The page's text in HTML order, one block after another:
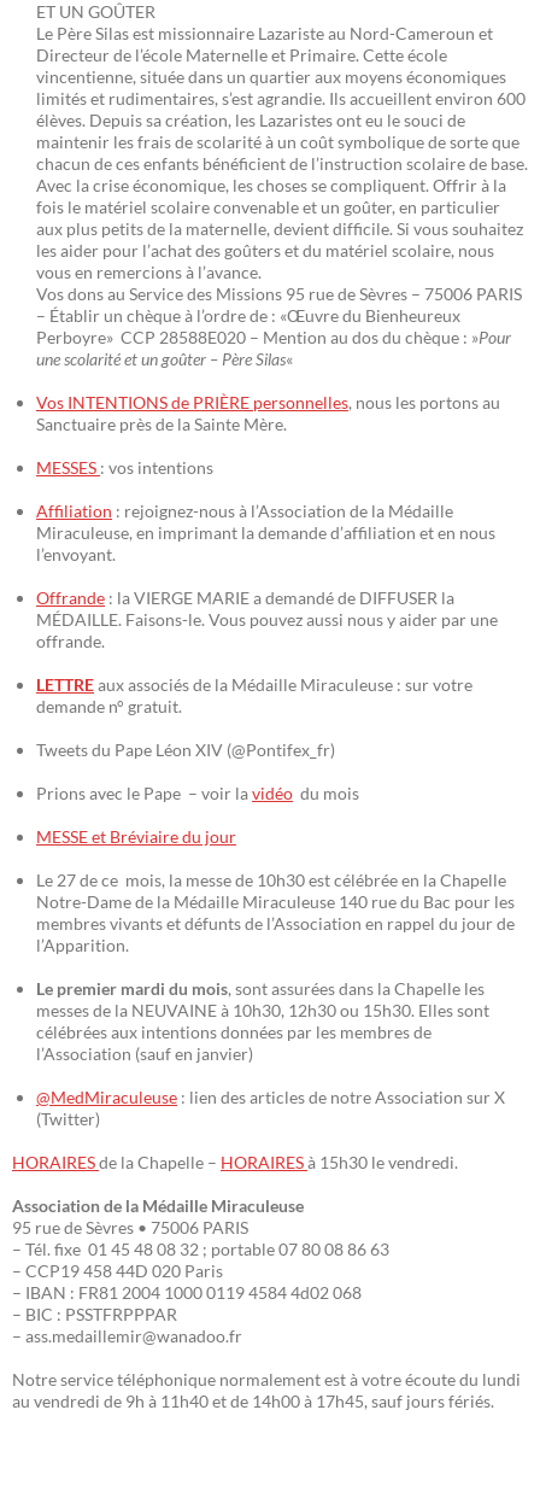
ET UN GOÛTER
Le Père Silas est missionnaire Lazariste au Nord-Cameroun et
Directeur de l’école Maternelle et Primaire. Cette école
vincentienne, située dans un quartier aux moyens économiques
limités et rudimentaires, s’est agrandie. Ils accueillent environ 600
élèves. Depuis sa création, les Lazaristes ont eu le souci de
maintenir les frais de scolarité à un coût symbolique de sorte que
chacun de ces enfants bénéficient de l’instruction scolaire de base.
Avec la crise économique, les choses se compliquent. Offrir à la
fois le matériel scolaire convenable et un goûter, en particulier
aux plus petits de la maternelle, devient difficile. Si vous souhaitez
les aider pour l’achat des goûters et du matériel scolaire, nous
vous en remercions à l’avance.
Vos dons au Service des Missions 95 rue de Sèvres – 75006 PARIS
– Établir un chèque à l’ordre de : «Œuvre du Bienheureux
Perboyre» CCP 28588E020 – Mention au dos du chèque : »Pour
une scolarité et un goûter – Père Silas«
Vos INTENTIONS de PRIÈRE personnelles, nous les portons au
Sanctuaire près de la Sainte Mère.
MESSES : vos intentions
Affiliation : rejoignez-nous à l’Association de la Médaille
Miraculeuse, en imprimant la demande d’affiliation et en nous
l’envoyant.
Offrande : la VIERGE MARIE a demandé de DIFFUSER la
MÉDAILLE. Faisons-le. Vous pouvez aussi nous y aider par une
offrande.
LETTREaux associés de la Médaille Miraculeuse : sur votre
demande n° gratuit.
Tweets du Pape Léon XIV (@Pontifex_fr)
Prions avec le Pape – voir lavidéo du mois
MESSE et Bréviaire du jour
Le 27 de ce mois, la messe de 10h30 est célébrée en la Chapelle
Notre-Dame de la Médaille Miraculeuse 140 rue du Bac pour les
membres vivants et défunts de l’Association en rappel du jour de
l’Apparition.
Le premier mardi du mois, sont assurées dans la Chapelle les
messes de la NEUVAINE à 10h30, 12h30 ou 15h30. Elles sont
célébrées aux intentions données par les membres de
l’Association (sauf en janvier)
@MedMiraculeuse : lien des articles de notre Association sur X
(Twitter)
HORAIRESde la Chapelle – HORAIRESà 15h30 le vendredi.
Association de la Médaille Miraculeuse
95 rue de Sèvres • 75006 PARIS
– Tél. fixe 01 45 48 08 32 ; portable 07 80 08 86 63
– CCP19 458 44D 020 Paris
– IBAN : FR81 2004 1000 0119 4584 4d02 068
– BIC : PSSTFRPPPAR
– ass.medaillemir@wanadoo.fr
Notre service téléphonique normalement est à votre écoute du lundi
au vendredi de 9h à 11h40 et de 14h00 à 17h45, sauf jours fériés.